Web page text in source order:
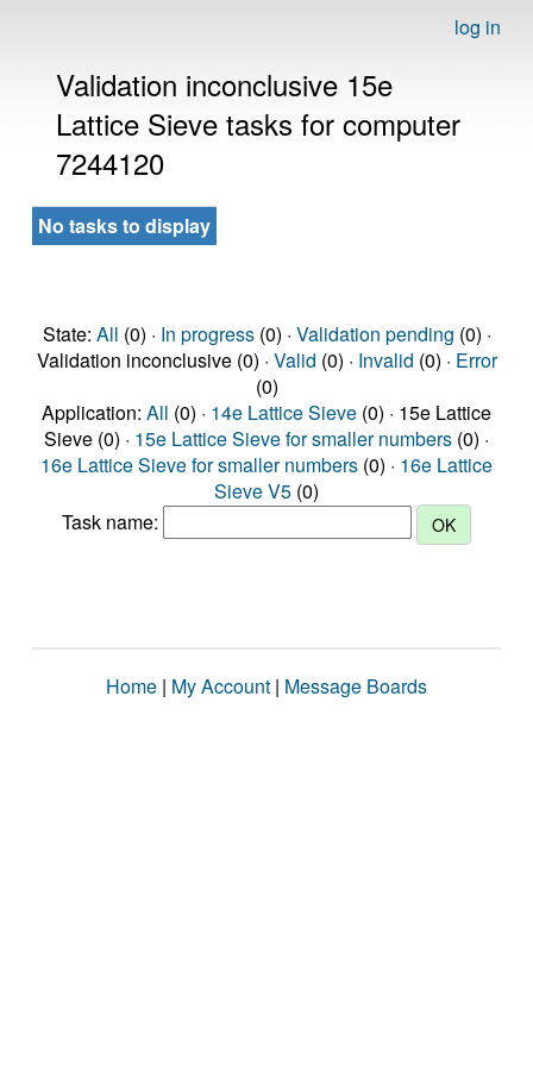
log in
Validation inconclusive 15e
Lattice Sieve tasks for computer
7244120
No tasks to display
State: All (0) · In progress(0) · Validation pending (0) ·
Validation inconclusive (0) · Valid (0) · Invalid (0) · Error
(0)
Application: All (0) · 14e Lattice Sieve (0) · 15e Lattice
Sieve (0) · 15e Lattice Sieve for smaller numbers (0) ·
16e Lattice Sieve for smaller numbers (0) · 16e Lattice
Sieve V5 (0)
Task name:
Home | My Account | Message Boards